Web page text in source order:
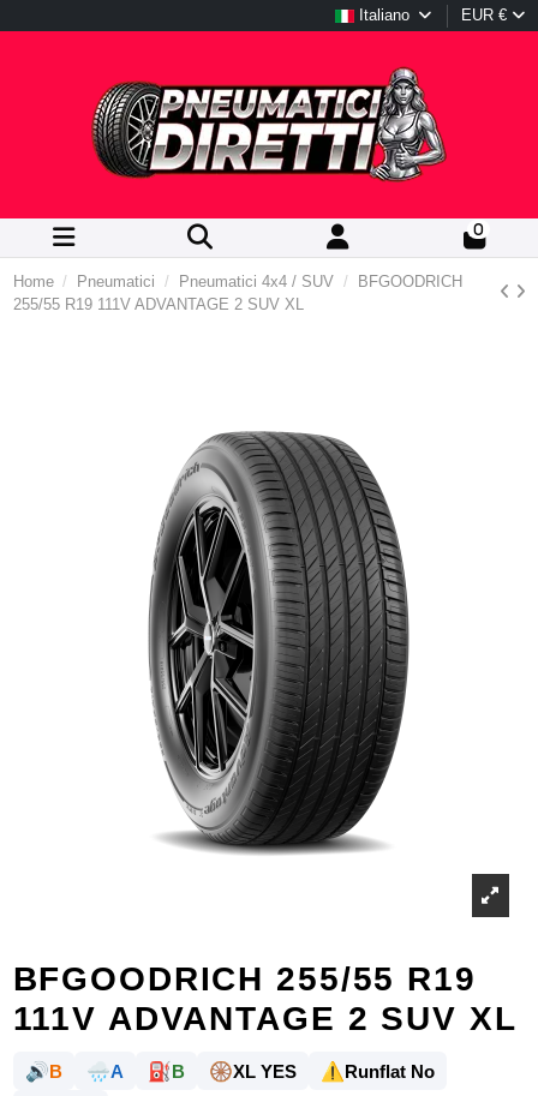
Italiano EUR €
0
Home Pneumatici Pneumatici 4x4 / SUV
BFGOODRICH
255/55 R19 111V ADVANTAGE 2 SUV XL
BFGOODRICH 255/55 R19
111V ADVANTAGE 2 SUV XL
🔊B 🌧️A ⛽B 🛞XL YES ⚠️Runflat No